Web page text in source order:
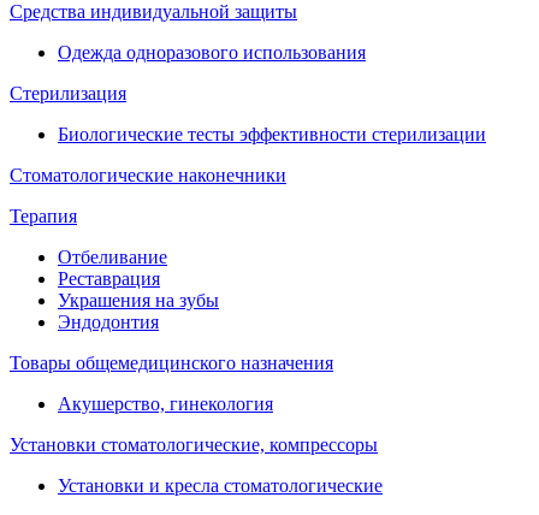
Средства индивидуальной защиты
Одежда одноразового использования
Стерилизация
Биологические тесты эффективности стерилизации
Стоматологические наконечники
Терапия
Отбеливание
Реставрация
Украшения на зубы
Эндодонтия
Товары общемедицинского назначения
Акушерство, гинекология
Установки стоматологические, компрессоры
Установки и кресла стоматологические